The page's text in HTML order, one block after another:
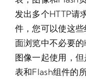
发出多个HTTP请
件，您可以使这
面浏览中不必要
图像一起使用，
表和Flash组件的